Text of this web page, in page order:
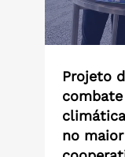
Projeto
no